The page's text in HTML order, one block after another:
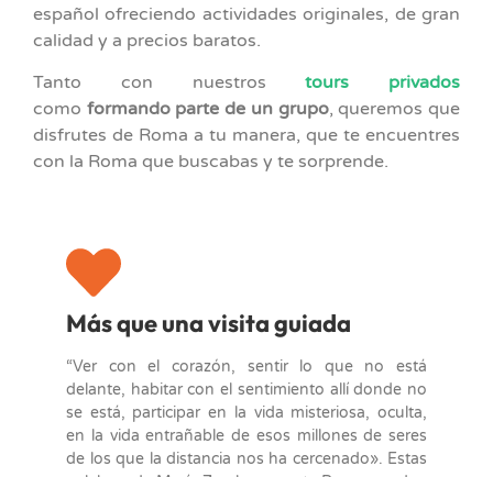
español ofreciendo actividades originales, de gran
calidad y a precios baratos.
Tanto con nuestrostours privados
como formando parte de un grupo, queremos que
disfrutes de Roma a tu manera, que te encuentres
con la Roma que buscabas y te sorprende.
Más que una visita guiada
“Ver con el corazón, sentir lo que no está
delante, habitar con el sentimiento allí donde no
se está, participar en la vida misteriosa, oculta,
en la vida entrañable de esos millones de seres
de los que la distancia nos ha cercenado». Estas